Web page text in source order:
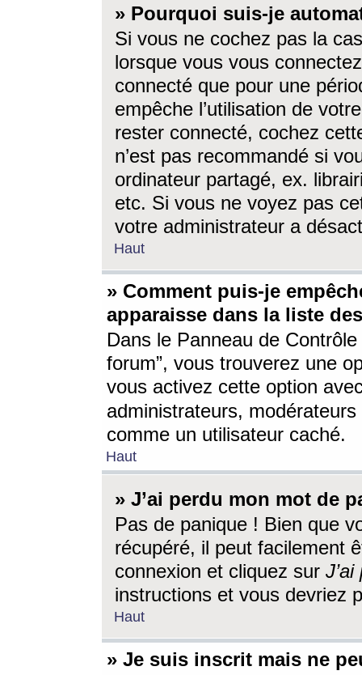
» Pourquoi suis-je
Si vous ne cochez pas la
lorsque vous vous
connecté que pour une
empêche l’utilisation de
rester connecté, cochez
n’est pas recommandé si
ordinateur partagé, ex.
etc. Si vous ne voyez pas
votre administrateur a
Haut
» Comment puis-je
apparaisse dans la liste
Dans le Panneau de
forum”, vous trouverez une
vous activez cette option
administrateurs,
comme un utilisateur caché.
Haut
» J’ai perdu mon mot de
Pas de panique ! Bien que
récupéré, il peut facilement
connexion et cliquez sur
instructions et vous devriez
Haut
» Je suis inscrit mais ne